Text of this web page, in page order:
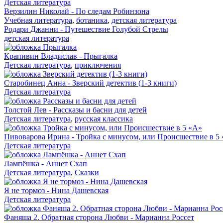
Детская литература
Верзилин Николай - По следам Робинзона
Учебная литература, ботаника, детская литература
Родари Джанни - Путешествие Голубой Стрелы
детская литература
Крапивин Владислав - Прыгалка
Детская литература, приключения
Старобинец Анна - Зверский детектив (1-3 книги)
Детская литература
Толстой Лев - Рассказы и басни для детей
Детская литература, русская классика
Пивоварова Ирина - Тройка с минусом, или Происшествие в 5
Детская литература
Лампёшка - Аннет Схап
Детская литература, Сказки
Я не тормоз - Нина Дашевская
Детская литература
Фаняша 2. Обратная сторона Любви - Марианна Россет